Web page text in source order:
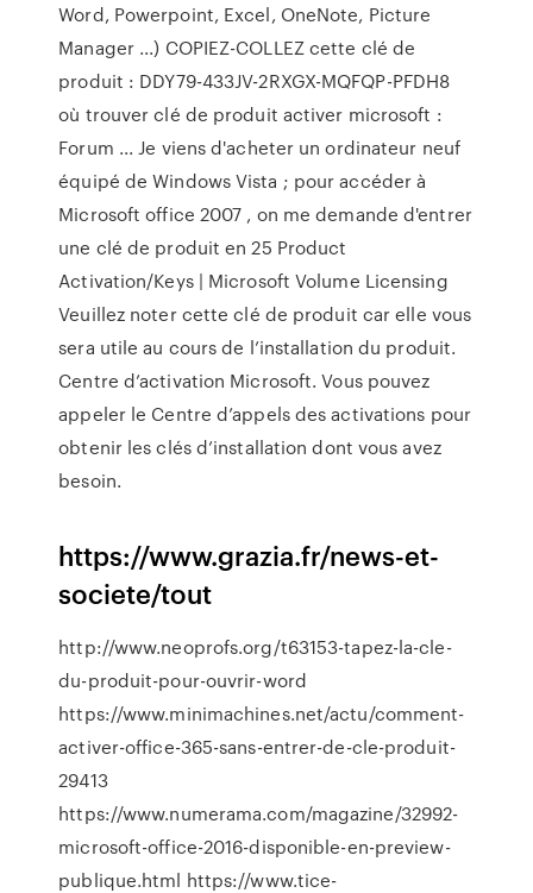
Word, Powerpoint, Excel, OneNote, Picture
Manager ...) COPIEZ-COLLEZ cette clé de
produit : DDY79-433JV-2RXGX-MQFQP-PFDH8
où trouver clé de produit activer microsoft :
Forum ... Je viens d'acheter un ordinateur neuf
équipé de Windows Vista ; pour accéder à
Microsoft office 2007 , on me demande d'entrer
une clé de produit en 25 Product
Activation/Keys | Microsoft Volume Licensing
Veuillez noter cette clé de produit car elle vous
sera utile au cours de l’installation du produit.
Centre d’activation Microsoft. Vous pouvez
appeler le Centre d’appels des activations pour
obtenir les clés d’installation dont vous avez
besoin.
https://www.grazia.fr/news-et-
societe/tout
http://www.neoprofs.org/t63153-tapez-la-cle-
du-produit-pour-ouvrir-word
https://www.minimachines.net/actu/comment-
activer-office-365-sans-entrer-de-cle-produit-
29413
https://www.numerama.com/magazine/32992-
microsoft-office-2016-disponible-en-preview-
publique.html https://www.tice-